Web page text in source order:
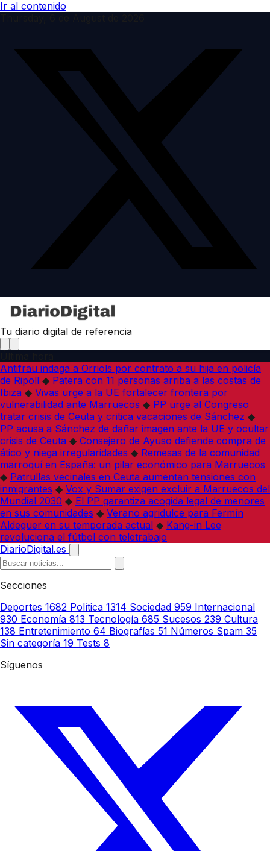
Ir al contenido
Tu diario digital de referencia
Antifrau indaga a Orriols por contrato a su hija en policía
de Ripoll ◆ Patera con 11 personas arriba a las costas de
Ibiza ◆ Vivas urge a la UE fortalecer frontera por
vulnerabilidad ante Marruecos ◆ PP urge al Congreso
tratar crisis de Ceuta y critica vacaciones de Sánchez ◆
PP acusa a Sánchez de dañar imagen ante la UE y ocultar
crisis de Ceuta ◆ Consejero de Ayuso defiende compra de
ático y niega irregularidades ◆ Remesas de la comunidad
marroquí en España: un pilar económico para Marruecos
◆ Patrullas vecinales en Ceuta aumentan tensiones con
inmigrantes ◆ Vox y Sumar exigen excluir a Marruecos del
Mundial 2030 ◆ El PP garantiza acogida legal de menores
en sus comunidades ◆ Verano agridulce para Fermín
Aldeguer en su temporada actual ◆ Kang-in Lee
revoluciona el fútbol con teletrabajo
DiarioDigital.es
Secciones
Deportes 1682 Política 1314 Sociedad 959 Internacional
930 Economía 813 Tecnología 685 Sucesos 239 Cultura
138 Entretenimiento 64 Biografías 51 Números Spam 35
Sin categoría 19 Tests 8
Síguenos